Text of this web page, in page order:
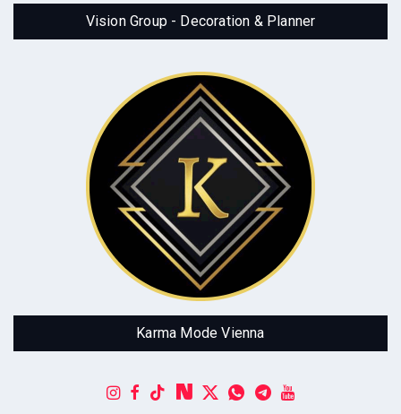
Vision Group - Decoration & Planner
Karma Mode Vienna
Europaweit Versand
Karma Mode Vienna